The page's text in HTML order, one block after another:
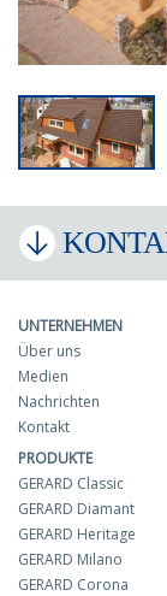
UNTERNEHMEN
Über uns
Medien
Nachrichten
Kontakt
PRODUKTE
GERARD Classic
GERARD Diamant
GERARD Heritage
GERARD Milano
GERARD Corona